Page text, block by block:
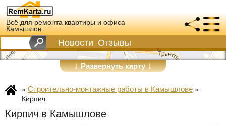
Всё для ремонта квартиры и офиса
Камышлов
Новости Отзывы
↓Развернуть карту↓
» Строительно-монтажные работы в Камышлове »
Кирпич
Кирпич в Камышлове